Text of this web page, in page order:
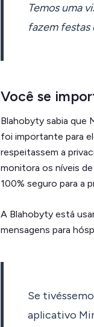
Temos uma
fazem festas
Você se
Blahobyty sabia que
foi importante para
respeitassem a
monitora os níveis
100% seguro para a
A Blahobyty está
mensagens para
Se
aplicativo